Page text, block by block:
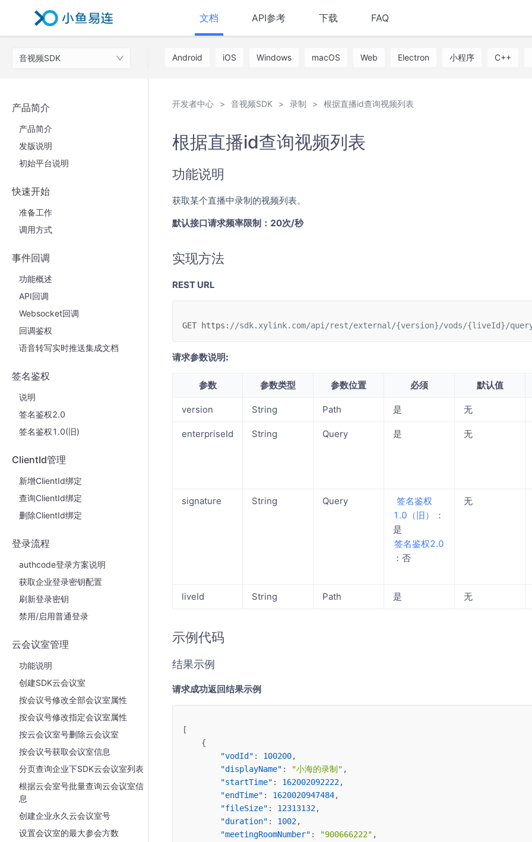
文档 API参考 下载 FAQ
音视频SDK Android iOS Windows macOS Web Electron 小程序 C++
产品简介
产品简介
发版说明
初始平台说明
快速开始
准备工作
调用方式
事件回调
功能概述
API回调
Websocket回调
回调鉴权
语音转写实时推送集成文档
签名鉴权
说明
签名鉴权2.0
签名鉴权1.0(旧)
ClientId管理
新增ClientId绑定
查询ClientId绑定
删除ClientId绑定
登录流程
authcode登录方案说明
获取企业登录密钥配置
刷新登录密钥
禁用/启用普通登录
云会议室管理
功能说明
创建SDK云会议室
按会议号修改全部会议室属性
按会议号修改指定会议室属性
按云会议室号删除云会议室
按会议号获取会议室信息
分页查询企业下SDK云会议室列表
根据云会室号批量查询云会议室信
息
创建企业永久云会议室号
设置会议室的最大参会方数
开发者中心 音视频SDK 录制 根据直播id查询视频列表
根据直播id查询视频列表
功能说明
获取某个直播中录制的视频列表。
默认接口请求频率限制：20次/秒
实现方法
REST URL
GET https : //sdk.xylink.com/api/rest/external/{version}/vods/{liveId}/
请求参数说明:
参数 参数类型 参数位置 必须 默认值
version String Path 是 无
enterpriseId String Query 是 无
signature String Query
​签名鉴权
1.0（旧）​
​：
是
​签名鉴权2.0​
：否
无
liveId String Path 是 无
示例代码
结果示例
请求成功返回结果示例
[
    {
"vodId" : 100200,
"displayName" : "小海的录制" ,
"startTime" : 162002092222,
"endTime" : 1620020947484,
"fileSize" : 12313132,
"duration" : 1002,
"meetingRoomNumber" : "900666222" ,